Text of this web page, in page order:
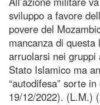
sviluppo a favore
povere del
mancanza di
arruolarsi nei
Stato Islamico ma
“autodifesa” sorte
19/12/2022). (L.M.)